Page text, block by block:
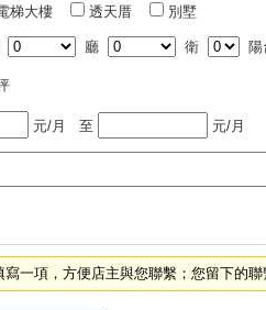
梯大樓 透天厝 別墅
廳 衛 陽
元/月 至 元/月
寫一項，方便店主與您聯繫；您留下的